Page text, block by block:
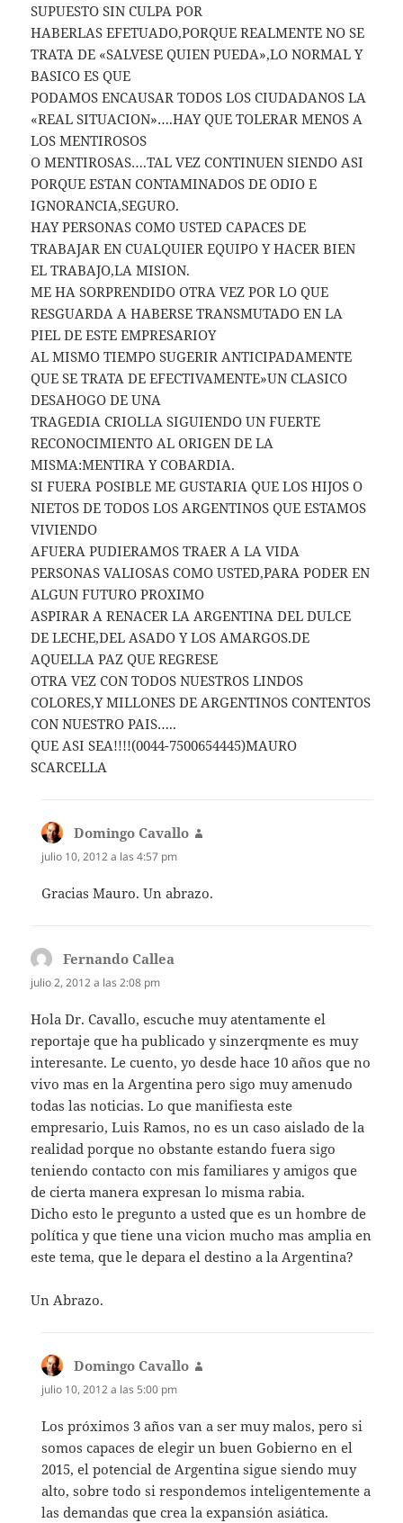
SUPUESTO SIN CULPA POR
HABERLAS EFETUADO,PORQUE REALMENTE NO SE
TRATA DE «SALVESE QUIEN PUEDA»,LO NORMAL Y
BASICO ES QUE
PODAMOS ENCAUSAR TODOS LOS CIUDADANOS LA
«REAL SITUACION»….HAY QUE TOLERAR MENOS A
LOS MENTIROSOS
O MENTIROSAS….TAL VEZ CONTINUEN SIENDO ASI
PORQUE ESTAN CONTAMINADOS DE ODIO E
IGNORANCIA,SEGURO.
HAY PERSONAS COMO USTED CAPACES DE
TRABAJAR EN CUALQUIER EQUIPO Y HACER BIEN
EL TRABAJO,LA MISION.
ME HA SORPRENDIDO OTRA VEZ POR LO QUE
RESGUARDA A HABERSE TRANSMUTADO EN LA
PIEL DE ESTE EMPRESARIOY
AL MISMO TIEMPO SUGERIR ANTICIPADAMENTE
QUE SE TRATA DE EFECTIVAMENTE»UN CLASICO
DESAHOGO DE UNA
TRAGEDIA CRIOLLA SIGUIENDO UN FUERTE
RECONOCIMIENTO AL ORIGEN DE LA
MISMA:MENTIRA Y COBARDIA.
SI FUERA POSIBLE ME GUSTARIA QUE LOS HIJOS O
NIETOS DE TODOS LOS ARGENTINOS QUE ESTAMOS
VIVIENDO
AFUERA PUDIERAMOS TRAER A LA VIDA
PERSONAS VALIOSAS COMO USTED,PARA PODER EN
ALGUN FUTURO PROXIMO
ASPIRAR A RENACER LA ARGENTINA DEL DULCE
DE LECHE,DEL ASADO Y LOS AMARGOS.DE
AQUELLA PAZ QUE REGRESE
OTRA VEZ CON TODOS NUESTROS LINDOS
COLORES,Y MILLONES DE ARGENTINOS CONTENTOS
CON NUESTRO PAIS…..
QUE ASI SEA!!!!(0044-7500654445)MAURO
SCARCELLA
Domingo Cavallo
julio 10, 2012 a las 4:57 pm
Gracias Mauro. Un abrazo.
Fernando Callea
julio 2, 2012 a las 2:08 pm
Hola Dr. Cavallo, escuche muy atentamente el
reportaje que ha publicado y sinzerqmente es muy
interesante. Le cuento, yo desde hace 10 años que no
vivo mas en la Argentina pero sigo muy amenudo
todas las noticias. Lo que manifiesta este
empresario, Luis Ramos, no es un caso aislado de la
realidad porque no obstante estando fuera sigo
teniendo contacto con mis familiares y amigos que
de cierta manera expresan lo misma rabia.
Dicho esto le pregunto a usted que es un hombre de
política y que tiene una vicion mucho mas amplia en
este tema, que le depara el destino a la Argentina?
Un Abrazo.
Domingo Cavallo
julio 10, 2012 a las 5:00 pm
Los próximos 3 años van a ser muy malos, pero si
somos capaces de elegir un buen Gobierno en el
2015, el potencial de Argentina sigue siendo muy
alto, sobre todo si respondemos inteligentemente a
las demandas que crea la expansión asiática.